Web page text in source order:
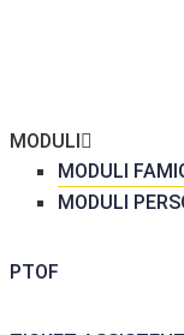
MODULI
MODULI
MODULI
PTOF